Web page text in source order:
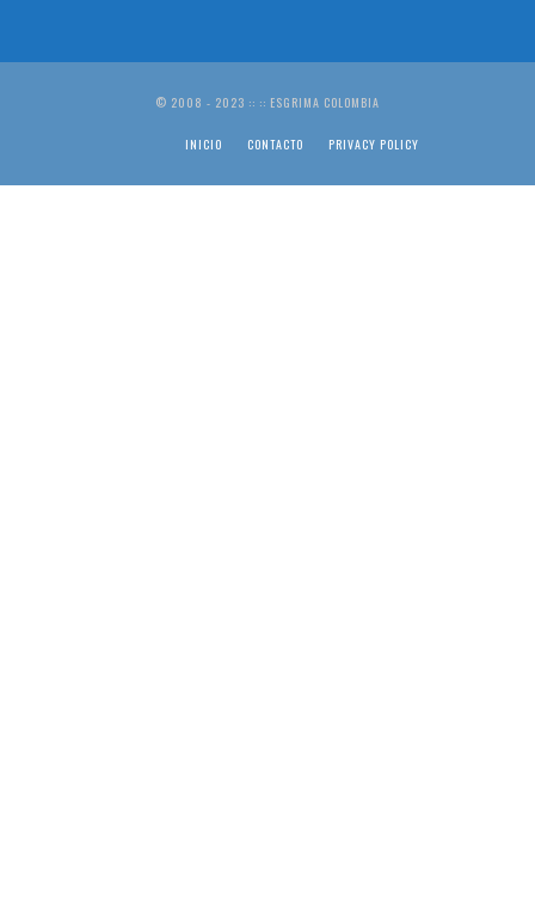
© 2008 - 2023 :: :: ESGRIMA COLOMBIA
INICIO CONTACTO PRIVACY POLICY